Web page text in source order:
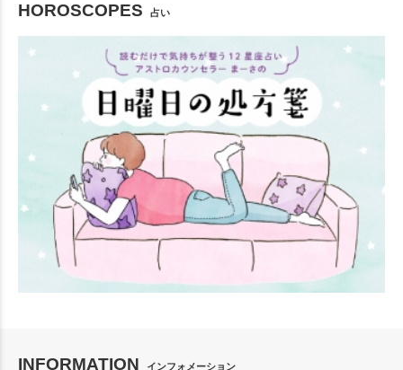
HOROSCOPES 占い
INFORMATION インフォメーション